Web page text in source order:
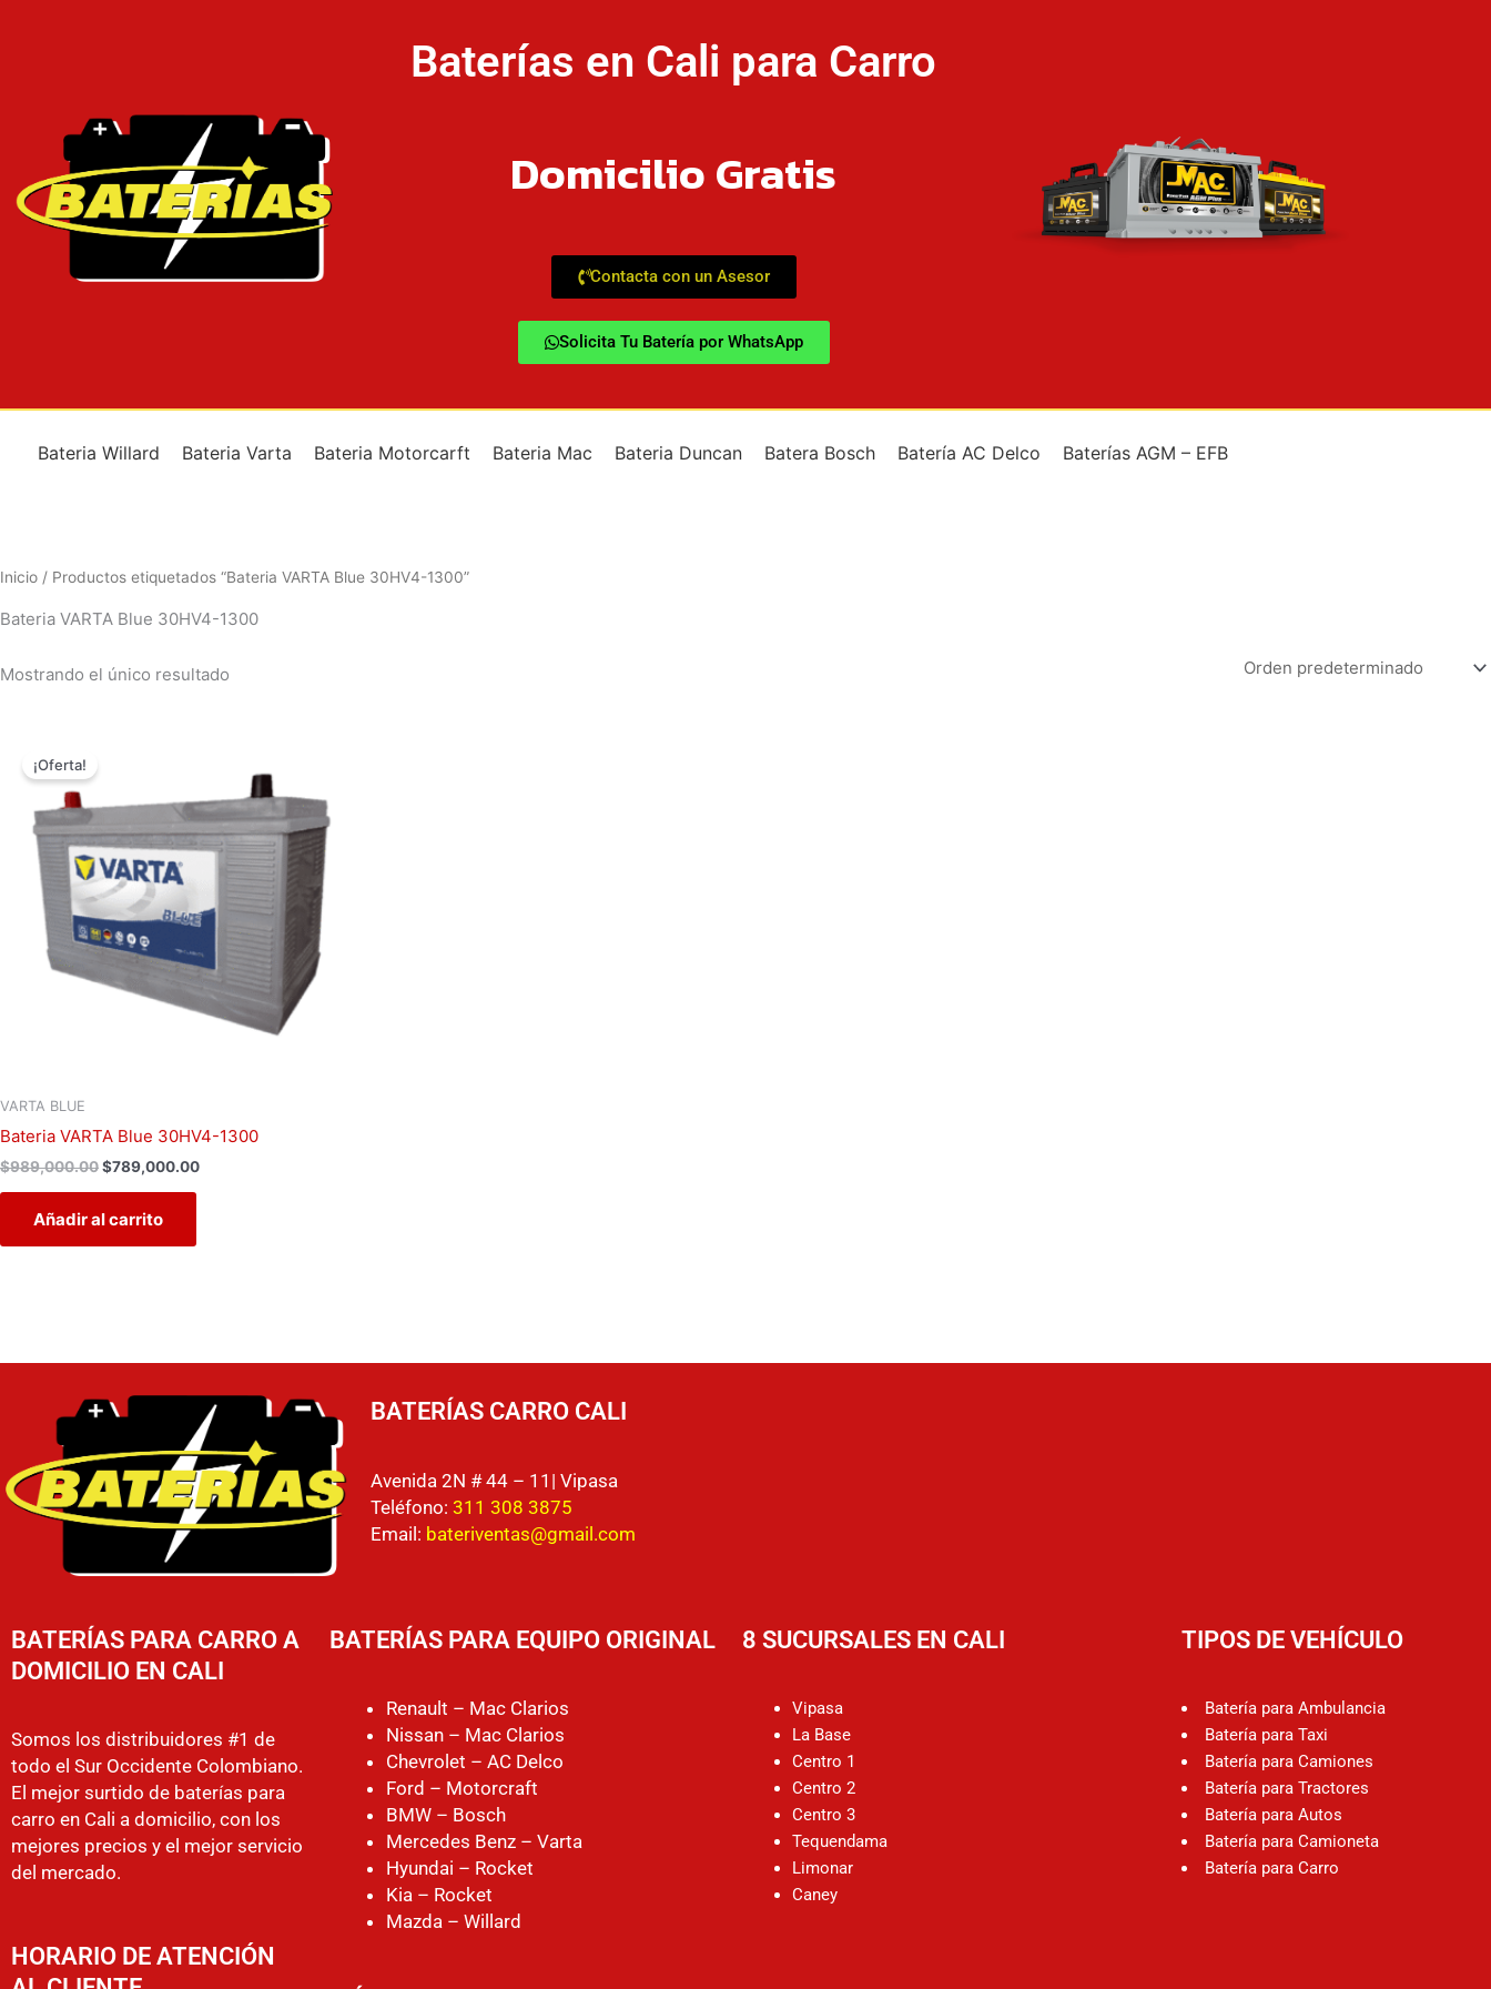
Baterías en Cali para Carro
Domicilio Gratis
Contacta con un Asesor
Solicita Tu Batería por WhatsApp
Bateria Willard Bateria Varta Bateria Motorcarft Bateria Mac Bateria Duncan Batera Bosch Batería AC Delco Baterías AGM – EFB
Inicio / Productos etiquetados “Bateria VARTA Blue 30HV4-1300”
Bateria VARTA Blue 30HV4-1300
Mostrando el único resultado
¡Oferta!
VARTA BLUE
Bateria VARTA Blue 30HV4-1300
$989,000.00
$989,000.00.
$789,000.00
$789,000.00.
Añadir al carrito
BATERÍAS CARRO CALI
Avenida 2N # 44 – 11| Vipasa
Teléfono: 311 308 3875
Email: bateriventas@gmail.com
BATERÍAS PARA CARRO A
DOMICILIO EN CALI
Somos los distribuidores #1 de
todo el Sur Occidente Colombiano.
El mejor surtido de baterías para
carro en Cali a domicilio, con los
mejores precios y el mejor servicio
del mercado.
HORARIO DE ATENCIÓN
BATERÍAS PARA EQUIPO ORIGINAL
Renault – Mac Clarios
Nissan – Mac Clarios
Chevrolet – AC Delco
Ford – Motorcraft
BMW – Bosch
Mercedes Benz – Varta
Hyundai – Rocket
Kia – Rocket
Mazda – Willard
8 SUCURSALES EN CALI
Vipasa
La Base
Centro 1
Centro 2
Centro 3
Tequendama
Limonar
Caney
TIPOS DE VEHÍCULO
Batería para Ambulancia
Batería para Taxi
Batería para Camiones
Batería para Tractores
Batería para Autos
Batería para Camioneta
Batería para Carro